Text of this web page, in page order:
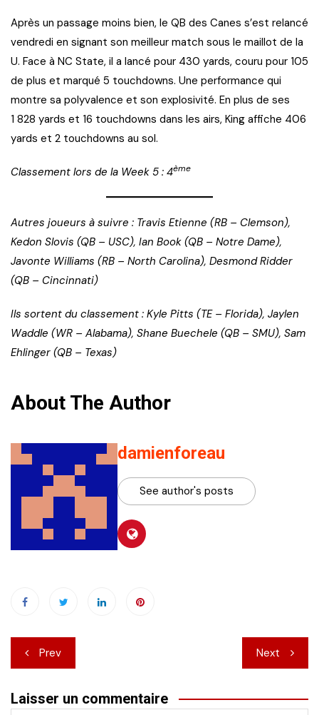
Après un passage moins bien, le QB des Canes s’est relancé
vendredi en signant son meilleur match sous le maillot de la
U. Face à NC State, il a lancé pour 430 yards, couru pour 105
de plus et marqué 5 touchdowns. Une performance qui
montre sa polyvalence et son explosivité. En plus de ses
1 828 yards et 16 touchdowns dans les airs, King affiche 406
yards et 2 touchdowns au sol.
Classement lors de la Week 5 : 4ème
Autres joueurs à suivre : Travis Etienne (RB – Clemson),
Kedon Slovis (QB – USC), Ian Book (QB – Notre Dame),
Javonte Williams (RB – North Carolina), Desmond Ridder
(QB – Cincinnati)
Ils sortent du classement : Kyle Pitts (TE – Florida), Jaylen
Waddle (WR – Alabama), Shane Buechele (QB – SMU), Sam
Ehlinger (QB – Texas)
About The Author
damienforeau
See author's posts
Navigation
de
l’article
Prev Next
Laisser un commentaire